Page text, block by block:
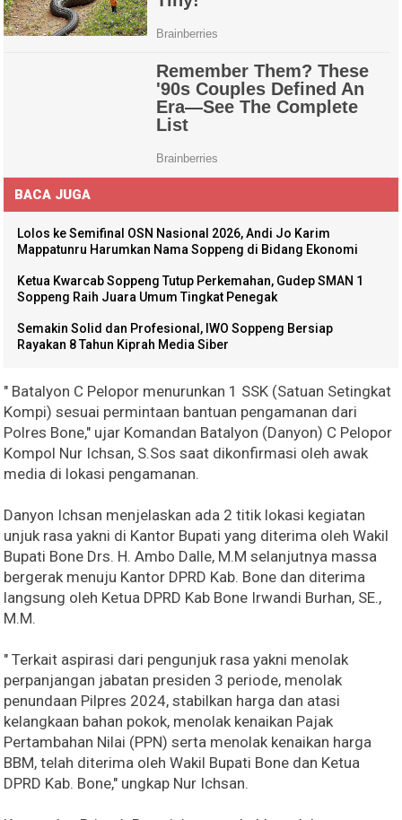
BACA JUGA
Lolos ke Semifinal OSN Nasional 2026, Andi Jo Karim
Mappatunru Harumkan Nama Soppeng di Bidang Ekonomi
Ketua Kwarcab Soppeng Tutup Perkemahan, Gudep SMAN 1
Soppeng Raih Juara Umum Tingkat Penegak
Semakin Solid dan Profesional, IWO Soppeng Bersiap
Rayakan 8 Tahun Kiprah Media Siber
" Batalyon C Pelopor menurunkan 1 SSK (Satuan Setingkat
Kompi) sesuai permintaan bantuan pengamanan dari
Polres Bone," ujar Komandan Batalyon (Danyon) C Pelopor
Kompol Nur Ichsan, S.Sos saat dikonfirmasi oleh awak
media di lokasi pengamanan.
Danyon Ichsan menjelaskan ada 2 titik lokasi kegiatan
unjuk rasa yakni di Kantor Bupati yang diterima oleh Wakil
Bupati Bone Drs. H. Ambo Dalle, M.M selanjutnya massa
bergerak menuju Kantor DPRD Kab. Bone dan diterima
langsung oleh Ketua DPRD Kab Bone Irwandi Burhan, SE.,
M.M.
" Terkait aspirasi dari pengunjuk rasa yakni menolak
perpanjangan jabatan presiden 3 periode, menolak
penundaan Pilpres 2024, stabilkan harga dan atasi
kelangkaan bahan pokok, menolak kenaikan Pajak
Pertambahan Nilai (PPN) serta menolak kenaikan harga
BBM, telah diterima oleh Wakil Bupati Bone dan Ketua
DPRD Kab. Bone," ungkap Nur Ichsan.